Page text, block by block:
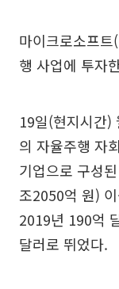
마이크로소프
행 사업에 투자
19일(현지시간)
의 자율주행 자
기업으로 구성
조2050억 원)
2019년 190억
달러로 뛰었다.